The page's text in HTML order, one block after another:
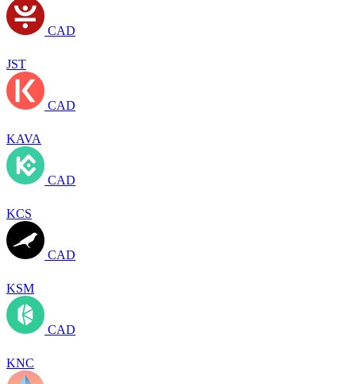
CAD
JST
CAD
KAVA
CAD
KCS
CAD
KSM
CAD
KNC